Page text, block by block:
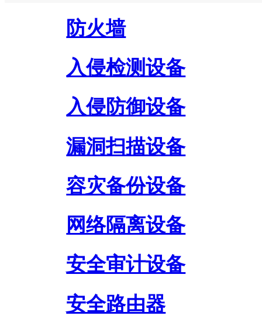
防火墙
入侵检测设备
入侵防御设备
漏洞扫描设备
容灾备份设备
网络隔离设备
安全审计设备
安全路由器